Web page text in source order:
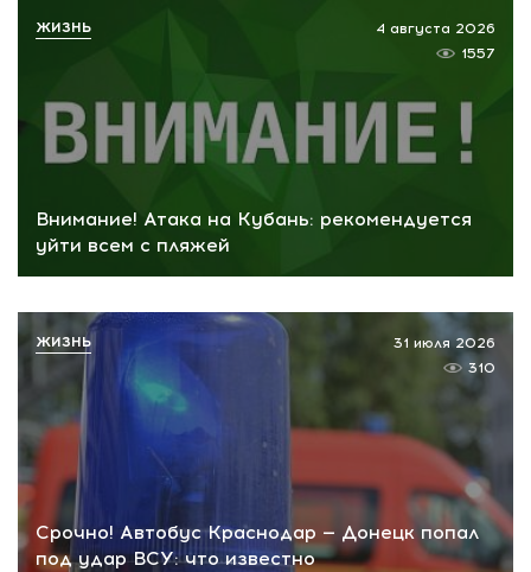
Внимание! Атака на Кубань: рекомендуется
уйти всем с пляжей
4 августа 2026
1557
ЖИЗНЬ
Срочно! Автобус Краснодар — Донецк попал
под удар ВСУ: что известно
31 июля 2026
310
ЖИЗНЬ